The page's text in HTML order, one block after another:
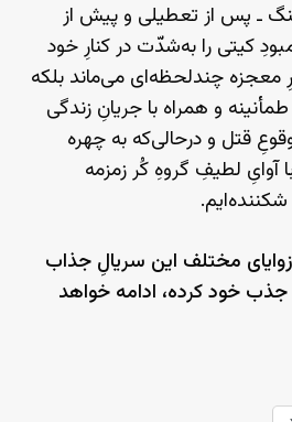
ـ پس از تعطیلی و پیش از
کیتی را به‌شدّت در کنارِ خود
معجزه چندلحظه‌ای می‌ماند بلکه
و همراه با جریانِ زندگی
قتل و درحالی‌که به چهره‌
آوایِ لطیفِ گروهِ کُر زمزمه
مختلف این سریالِ جذاب
جذب خود کرده، ادامه خواهد